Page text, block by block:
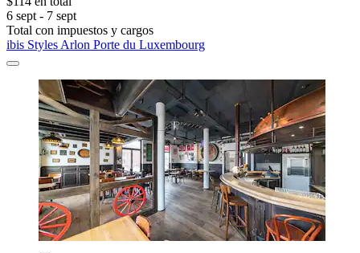
6 sept - 7 sept
Total con impuestos y cargos
ibis Styles Arlon Porte du Luxembourg